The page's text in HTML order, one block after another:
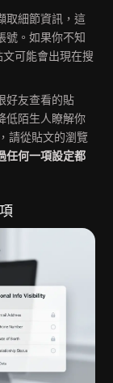
取細節資訊，這
號。如果你不知
可能會出現在搜
好友查看的貼
低陌生人瞭解你
請從貼文的瀏覽
任何一項設定都